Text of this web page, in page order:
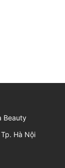
Beauty
Hà Nội